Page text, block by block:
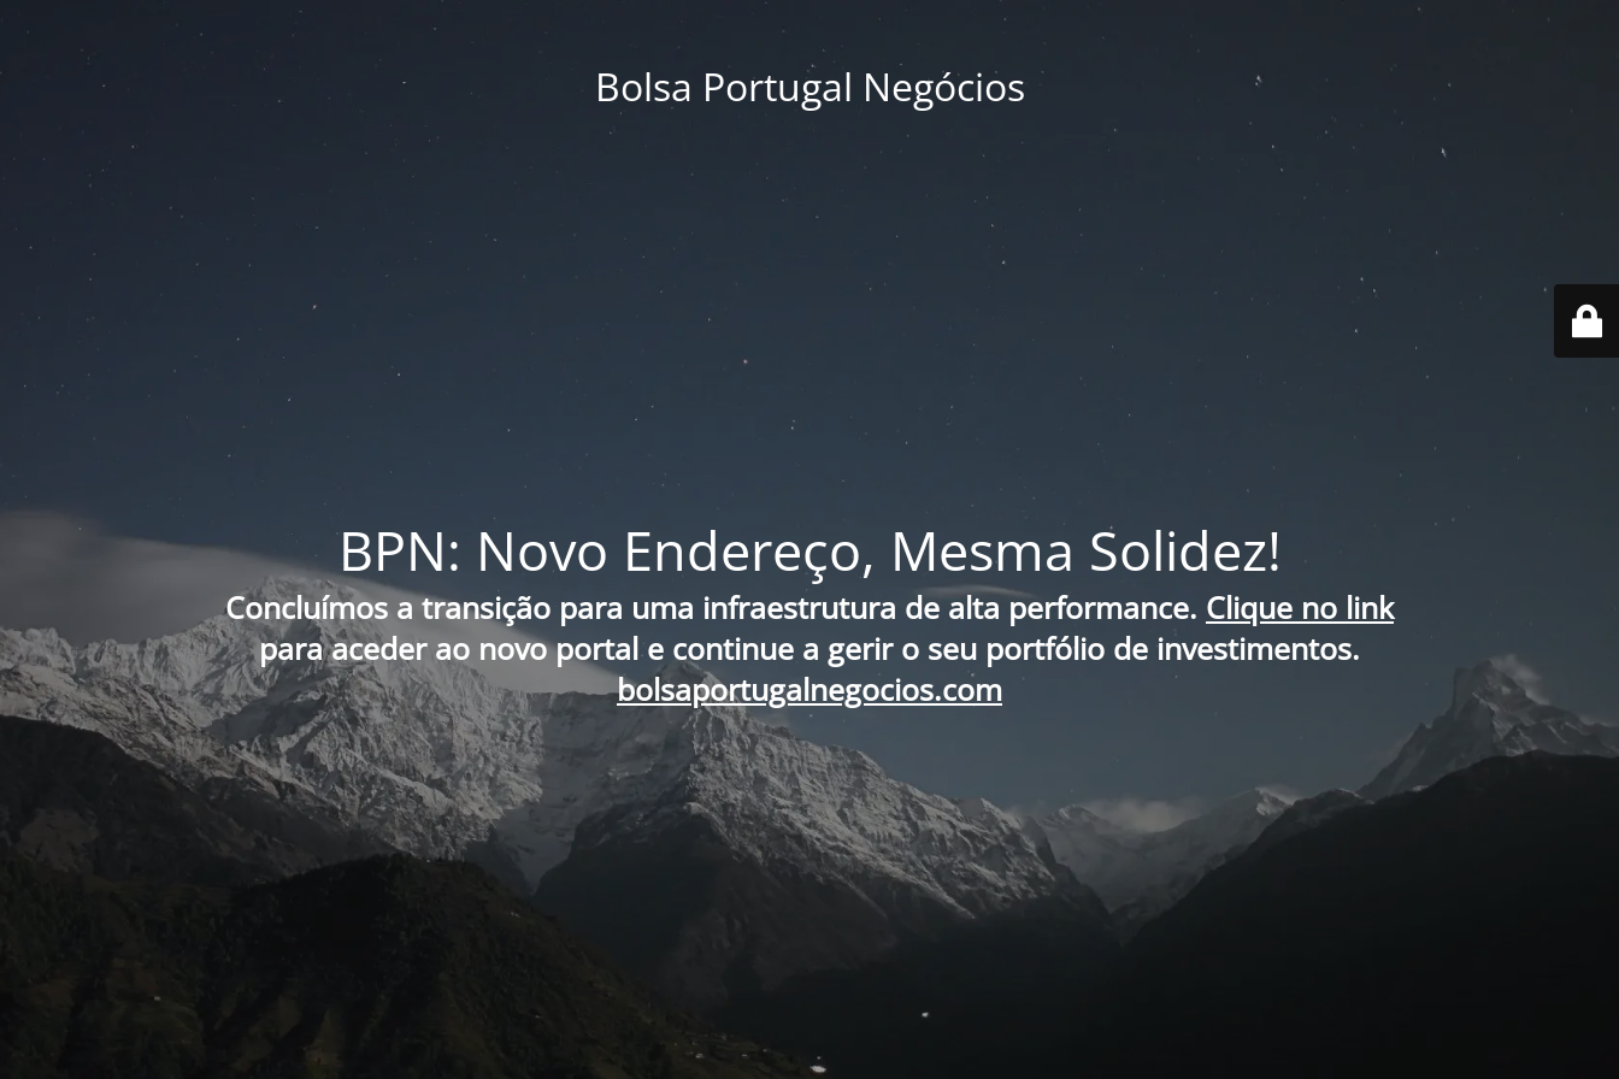
Bolsa Portugal Negócios
BPN: Novo Endereço, Mesma Solidez!
Concluímos a transição para uma infraestrutura de alta performance. Clique no link
para aceder ao novo portal e continue a gerir o seu portfólio de investimentos.
bolsaportugalnegocios.com